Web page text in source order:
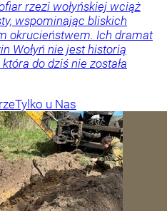
rzezi wołyńskiej wciąż
wspominając bliskich
okrucieństwem. Ich dramat
Wołyń nie jest historią
do dziś nie została
Tylko u Nas